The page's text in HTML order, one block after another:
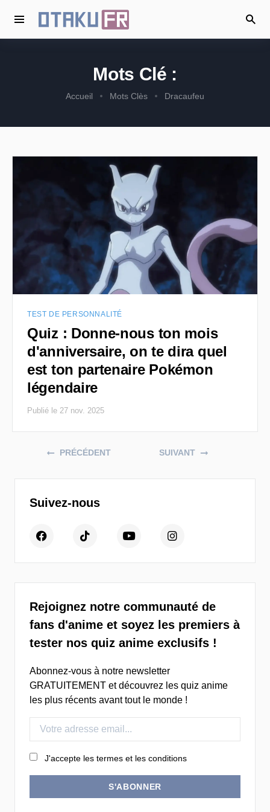
Mots Clé :
Accueil Mots Clès Dracaufeu
TEST DE PERSONNALITÉ
Quiz : Donne-nous ton mois
d'anniversaire, on te dira quel
est ton partenaire Pokémon
légendaire
Publié le 27 nov. 2025
Posts navigation
PRÉCÉDENT SUIVANT
Suivez-nous
Rejoignez notre communauté de
fans d'anime et soyez les premiers à
tester nos quiz anime exclusifs !
Abonnez-vous à notre newsletter
GRATUITEMENT et découvrez les quiz anime
les plus récents avant tout le monde !
J'accepte les termes et les conditions
S'ABONNER